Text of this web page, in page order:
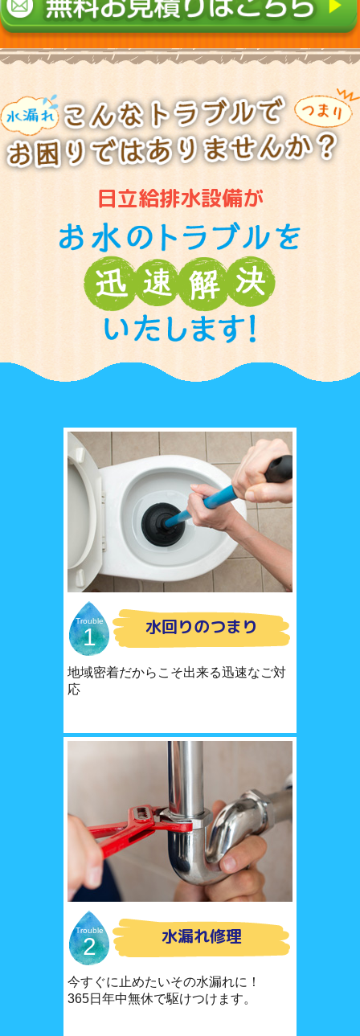
日立給排水設備が
Trouble
1 水回りのつまり
地域密着だからこそ出来る迅速なご対
応
Trouble
2 水漏れ修理
今すぐに止めたいその水漏れに！
365日年中無休で駆けつけます。